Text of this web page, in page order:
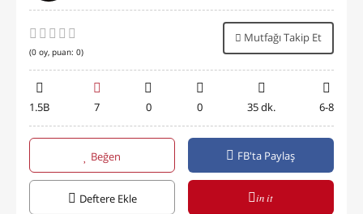
(0 oy, puan: 0)
Mutfağı Takip Et
1.5B 7 0 0 35 dk. 6-8
Beğen FB'ta Paylaş
Deftere Ekle in it